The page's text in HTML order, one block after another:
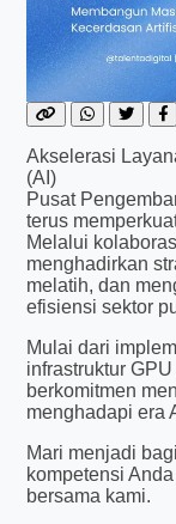
Akselerasi
(AI)
Pusat
terus
Melalui
menghadirkan
melatih, dan
efisiensi sektor
Mulai dari
infrastruktur
berkomitmen
menghadapi era
Mari menjadi
kompetensi
bersama kami.